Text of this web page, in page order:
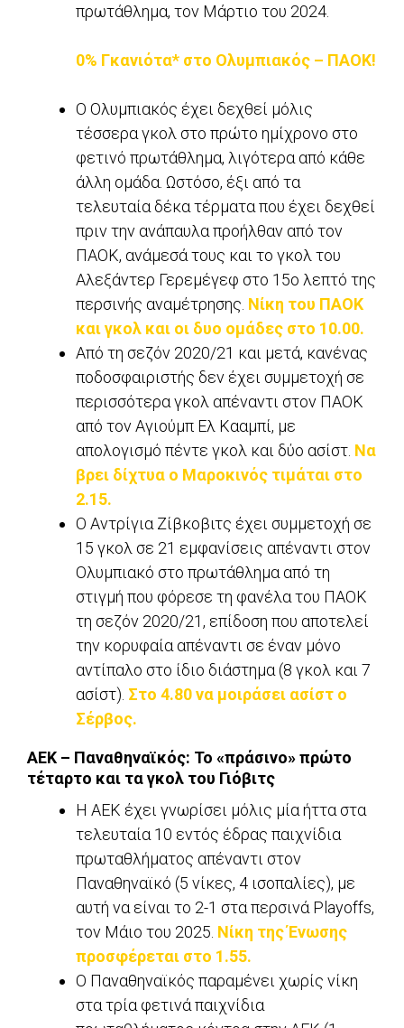
πρωτάθλημα, τον Μάρτιο του 2024.
0% Γκανιότα* στο Ολυμπιακός – ΠΑΟΚ!
Ο Ολυμπιακός έχει δεχθεί μόλις
τέσσερα γκολ στο πρώτο ημίχρονο στο
φετινό πρωτάθλημα, λιγότερα από κάθε
άλλη ομάδα. Ωστόσο, έξι από τα
τελευταία δέκα τέρματα που έχει δεχθεί
πριν την ανάπαυλα προήλθαν από τον
ΠΑΟΚ, ανάμεσά τους και το γκολ του
Αλεξάντερ Γερεμέγεφ στο 15ο λεπτό της
περσινής αναμέτρησης. Νίκη του ΠΑΟΚ
και γκολ και οι δυο ομάδες στο 10.00.
Από τη σεζόν 2020/21 και μετά, κανένας
ποδοσφαιριστής δεν έχει συμμετοχή σε
περισσότερα γκολ απέναντι στον ΠΑΟΚ
από τον Αγιούμπ Ελ Κααμπί, με
απολογισμό πέντε γκολ και δύο ασίστ. Να
βρει δίχτυα ο Μαροκινός τιμάται στο
2.15.
Ο Αντρίγια Ζίβκοβιτς έχει συμμετοχή σε
15 γκολ σε 21 εμφανίσεις απέναντι στον
Ολυμπιακό στο πρωτάθλημα από τη
στιγμή που φόρεσε τη φανέλα του ΠΑΟΚ
τη σεζόν 2020/21, επίδοση που αποτελεί
την κορυφαία απέναντι σε έναν μόνο
αντίπαλο στο ίδιο διάστημα (8 γκολ και 7
ασίστ). Στο 4.80 να μοιράσει ασίστ ο
Σέρβος.
ΑΕΚ – Παναθηναϊκός: Το «πράσινο» πρώτο
τέταρτο και τα γκολ του Γιόβιτς
Η ΑΕΚ έχει γνωρίσει μόλις μία ήττα στα
τελευταία 10 εντός έδρας παιχνίδια
πρωταθλήματος απέναντι στον
Παναθηναϊκό (5 νίκες, 4 ισοπαλίες), με
αυτή να είναι το 2-1 στα περσινά Playoffs,
τον Μάιο του 2025. Νίκη της Ένωσης
προσφέρεται στο 1.55.
Ο Παναθηναϊκός παραμένει χωρίς νίκη
στα τρία φετινά παιχνίδια